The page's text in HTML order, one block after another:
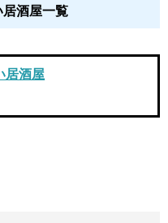
酒屋一覧
居酒屋